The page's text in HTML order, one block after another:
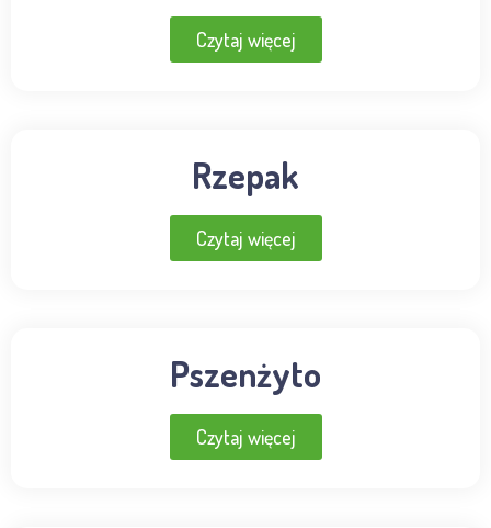
Czytaj więcej
Rzepak
Czytaj więcej
Pszenżyto
Czytaj więcej